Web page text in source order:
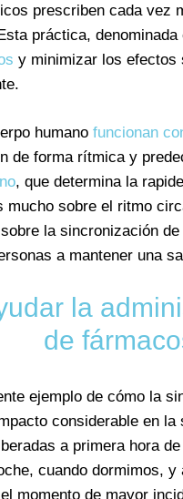
prescriben cada vez
práctica,
y minimizar los efectos
humano funcionan
de forma rítmica y
, que determina la
mucho sobre el ritmo
la sincronización
a mantener una
la
de
ejemplo de cómo la
considerable en
a primera hora
cuando dormimos,
momento de mayor